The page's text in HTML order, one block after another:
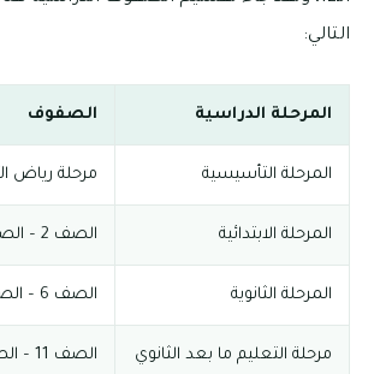
التالي:
المرحلة الدراسية الصفوف
المرحلة التأسيسية مرحلة رياض
المرحلة الابتدائية الصف 2 – الصف 5
المرحلة الثانوية الصف 6 – الصف 10
مرحلة التعليم ما بعد الثانوي الصف 11 – الصف 12